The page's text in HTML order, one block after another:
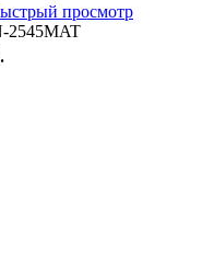
просмотр
2545MAT